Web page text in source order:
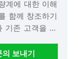
계에 대한 이해
함께 창조하기
기존 고객을 환
의 보내기